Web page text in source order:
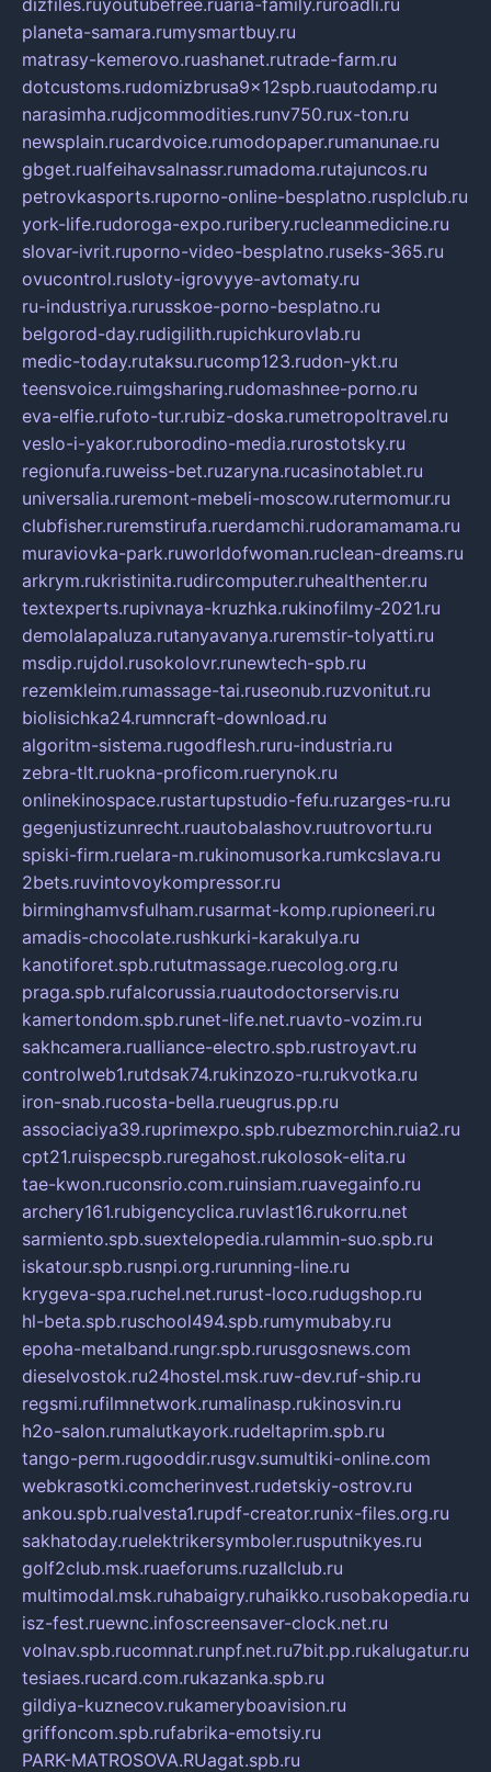
planeta-samara.rumysmartbuy.ru
matrasy-kemerovo.ruashanet.rutrade-farm.ru
dotcustoms.rudomizbrusa9x12spb.ruautodamp.ru
narasimha.rudjcommodities.runv750.rux-ton.ru
newsplain.rucardvoice.rumodopaper.rumanunae.ru
gbget.rualfeihavsalnassr.rumadoma.rutajuncos.ru
petrovkasports.ruporno-online-besplatno.rusplclub.ru
york-life.rudoroga-expo.ruribery.rucleanmedicine.ru
slovar-ivrit.ruporno-video-besplatno.ruseks-365.ru
ovucontrol.rusloty-igrovyye-avtomaty.ru
ru-industriya.rurusskoe-porno-besplatno.ru
belgorod-day.rudigilith.rupichkurovlab.ru
medic-today.rutaksu.rucomp123.rudon-ykt.ru
teensvoice.ruimgsharing.rudomashnee-porno.ru
eva-elfie.rufoto-tur.rubiz-doska.rumetropoltravel.ru
veslo-i-yakor.ruborodino-media.rurostotsky.ru
regionufa.ruweiss-bet.ruzaryna.rucasinotablet.ru
universalia.ruremont-mebeli-moscow.rutermomur.ru
clubfisher.ruremstirufa.ruerdamchi.rudoramamama.ru
muraviovka-park.ruworldofwoman.ruclean-dreams.ru
arkrym.rukristinita.rudircomputer.ruhealthenter.ru
textexperts.rupivnaya-kruzhka.rukinofilmy-2021.ru
demolalapaluza.rutanyavanya.ruremstir-tolyatti.ru
msdip.rujdol.rusokolovr.runewtech-spb.ru
rezemkleim.rumassage-tai.ruseonub.ruzvonitut.ru
biolisichka24.rumncraft-download.ru
algoritm-sistema.rugodflesh.ruru-industria.ru
zebra-tlt.ruokna-proficom.ruerynok.ru
onlinekinospace.rustartupstudio-fefu.ruzarges-ru.ru
gegenjustizunrecht.ruautobalashov.ruutrovortu.ru
spiski-firm.ruelara-m.rukinomusorka.rumkcslava.ru
2bets.ruvintovoykompressor.ru
birminghamvsfulham.rusarmat-komp.rupioneeri.ru
amadis-chocolate.rushkurki-karakulya.ru
kanotiforet.spb.rututmassage.ruecolog.org.ru
praga.spb.rufalcorussia.ruautodoctorservis.ru
kamertondom.spb.runet-life.net.ruavto-vozim.ru
sakhcamera.rualliance-electro.spb.rustroyavt.ru
controlweb1.rutdsak74.rukinzozo-ru.rukvotka.ru
iron-snab.rucosta-bella.rueugrus.pp.ru
associaciya39.ruprimexpo.spb.rubezmorchin.ruia2.ru
cpt21.ruispecspb.ruregahost.rukolosok-elita.ru
tae-kwon.ruconsrio.com.ruinsiam.ruavegainfo.ru
archery161.rubigencyclica.ruvlast16.rukorru.net
sarmiento.spb.suextelopedia.rulammin-suo.spb.ru
iskatour.spb.rusnpi.org.rurunning-line.ru
krygeva-spa.ruchel.net.rurust-loco.rudugshop.ru
hl-beta.spb.ruschool494.spb.rumymubaby.ru
epoha-metalband.rungr.spb.rurusgosnews.com
dieselvostok.ru24hostel.msk.ruw-dev.ruf-ship.ru
regsmi.rufilmnetwork.rumalinasp.rukinosvin.ru
h2o-salon.rumalutkayork.rudeltaprim.spb.ru
tango-perm.rugooddir.rusgv.sumultiki-online.com
webkrasotki.comcherinvest.rudetskiy-ostrov.ru
ankou.spb.rualvesta1.rupdf-creator.runix-files.org.ru
sakhatoday.ruelektrikersymboler.rusputnikyes.ru
golf2club.msk.ruaeforums.ruzallclub.ru
multimodal.msk.ruhabaigry.ruhaikko.rusobakopedia.ru
isz-fest.ruewnc.infoscreensaver-clock.net.ru
volnav.spb.rucomnat.runpf.net.ru7bit.pp.rukalugatur.ru
tesiaes.rucard.com.rukazanka.spb.ru
gildiya-kuznecov.rukameryboavision.ru
griffoncom.spb.rufabrika-emotsiy.ru
PARK-MATROSOVA.RUagat.spb.ru